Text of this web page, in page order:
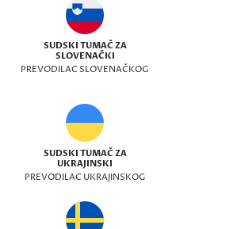
SUDSKI TUMAČ ZA
SLOVENAČKI
PREVODILAC SLOVENAČKOG
SUDSKI TUMAČ ZA
UKRAJINSKI
PREVODILAC UKRAJINSKOG